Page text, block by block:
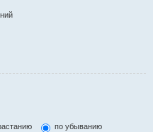
по убыванию